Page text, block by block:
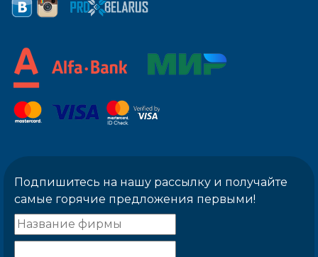
Подпишитесь на нашу рассылку и получайте
самые горячие предложения первыми!